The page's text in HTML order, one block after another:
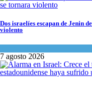
Dos israelíes escapan de Jenin
violento
7 agosto 2026